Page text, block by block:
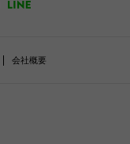
会社概要